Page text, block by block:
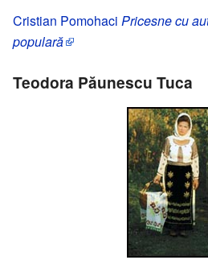
Cristian Pomohaci Pricesne cu
populară
Teodora Păunescu Tuca